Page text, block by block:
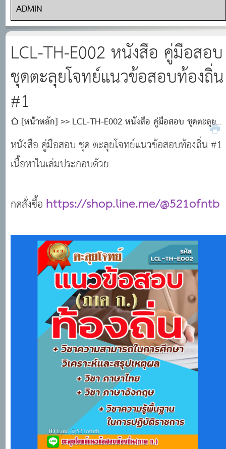
ADMIN
LCL-TH-E002 หนังสือ คู่มือสอบ
ชุดตะลุยโจทย์แนวข้อสอบท้องถิ่น
#1
[หน้าหลัก]
LCL-TH-E002 หนังสือ คู่มือสอบ ชุดตะลุย
โจทย์แนวข้อสอบท้องถิ่น #1
หนังสือ คู่มือสอบ ชุด ตะลุยโจทย์แนวข้อสอบท้องถิ่น #1
เนื้อหาในเล่มประกอบด้วย
กดสั่งซื้อ https://shop.line.me/@521ofntb